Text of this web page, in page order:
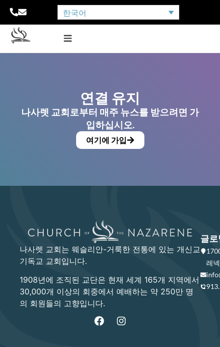
한국어
연결 유지
나사렛 교회로부터 매주 뉴스를 받으려면 가
입하십시오.
여기에 가입
나사렛 교회는 웨슬리안-거룩한 전통에 있는 개신교
기독교 교회입니다.
1908년에 조직된 교단은 현재 세계 165개 지역에서
30,000개 이상의 회중에서 예배하는 약 250만 명
의 회원들의 고향입니다.
글로
레